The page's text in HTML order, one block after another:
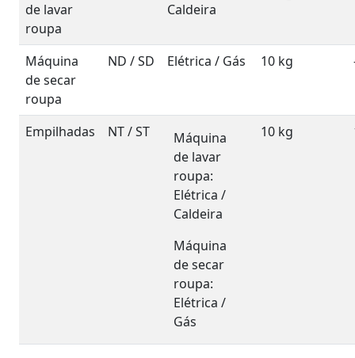
de lavar
roupa
Caldeira
Máquina
de secar
roupa
ND / SD Elétrica / Gás 10 kg
Empilhadas NT / ST
Máquina
de lavar
roupa:
Elétrica /
Caldeira
Máquina
de secar
roupa:
Elétrica /
Gás
10 kg